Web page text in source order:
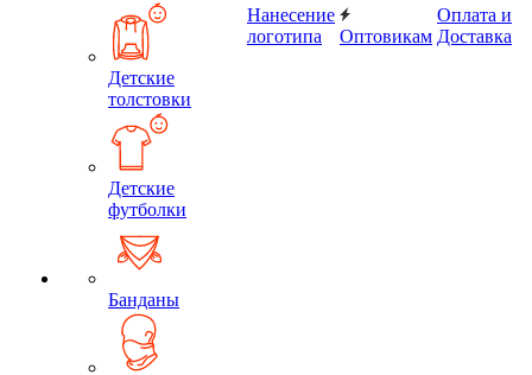
Детские
толстовки
Детские
футболки
Банданы
Нанесение
логотипа
Оптовикам
Оплата и
Доставка